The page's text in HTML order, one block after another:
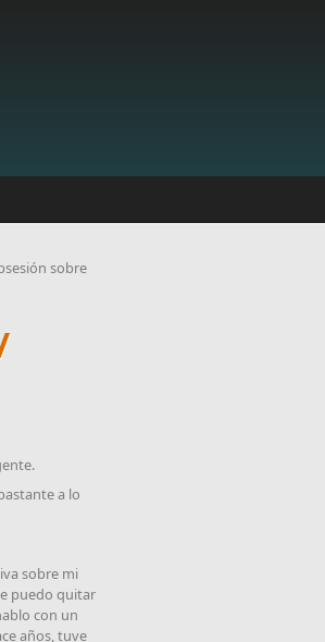
sobre
a lo
sobre mi
puedo quitar
con un
años, tuve